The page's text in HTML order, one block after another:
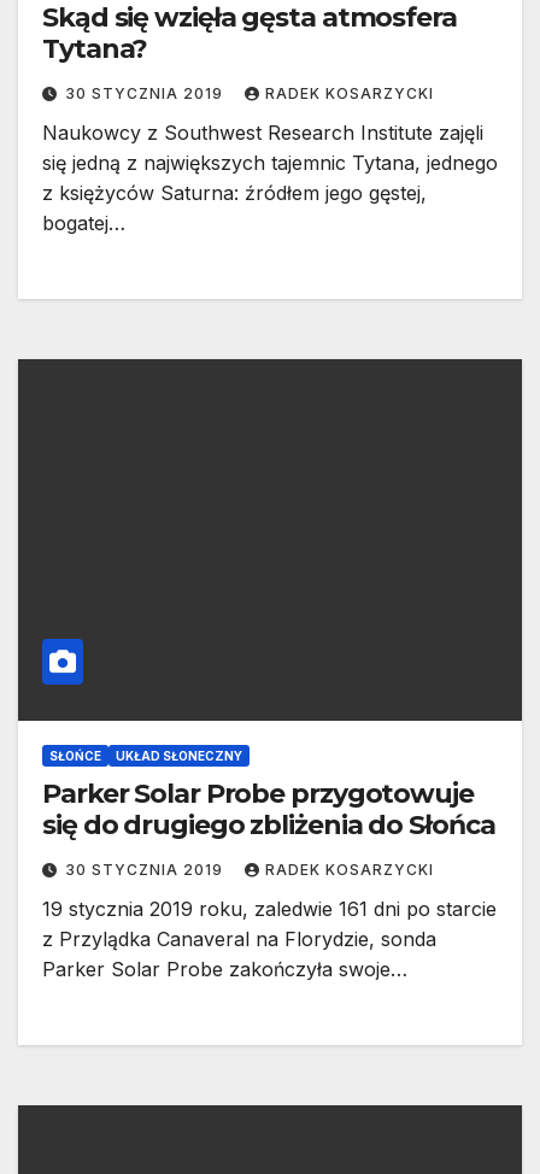
Skąd się wzięła gęsta atmosfera
Tytana?
30 STYCZNIA 2019 RADEK KOSARZYCKI
Naukowcy z Southwest Research Institute zajęli
się jedną z największych tajemnic Tytana, jednego
z księżyców Saturna: źródłem jego gęstej,
bogatej…
SŁOŃCE UKŁAD SŁONECZNY
Parker Solar Probe przygotowuje
się do drugiego zbliżenia do Słońca
30 STYCZNIA 2019 RADEK KOSARZYCKI
19 stycznia 2019 roku, zaledwie 161 dni po starcie
z Przylądka Canaveral na Florydzie, sonda
Parker Solar Probe zakończyła swoje…